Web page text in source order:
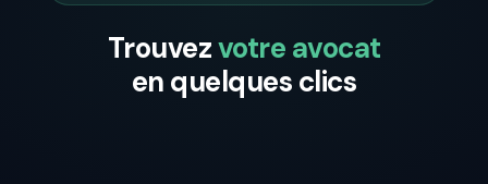
Trouvezvotre avocat
en quelques clics